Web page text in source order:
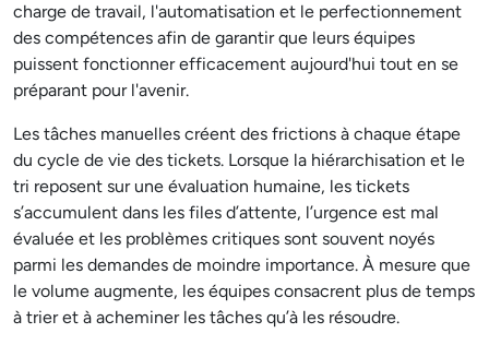
charge de travail, l'automatisation et le perfectionnement
des compétences afin de garantir que leurs équipes
puissent fonctionner efficacement aujourd'hui tout en se
préparant pour l'avenir.
Les tâches manuelles créent des frictions à chaque étape
du cycle de vie des tickets. Lorsque la hiérarchisation et le
tri reposent sur une évaluation humaine, les tickets
s’accumulent dans les files d’attente, l’urgence est mal
évaluée et les problèmes critiques sont souvent noyés
parmi les demandes de moindre importance. À mesure que
le volume augmente, les équipes consacrent plus de temps
à trier et à acheminer les tâches qu’à les résoudre.